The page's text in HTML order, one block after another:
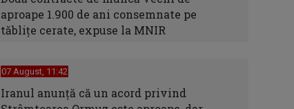
aproape 1.900 de ani consemnate pe
tăblițe cerate, expuse la MNIR
07 August, 11:42
Iranul anunță că un acord privind